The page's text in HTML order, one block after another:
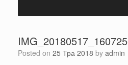
IMG_20180517_160725
Posted on 25 Тра 2018 by admin